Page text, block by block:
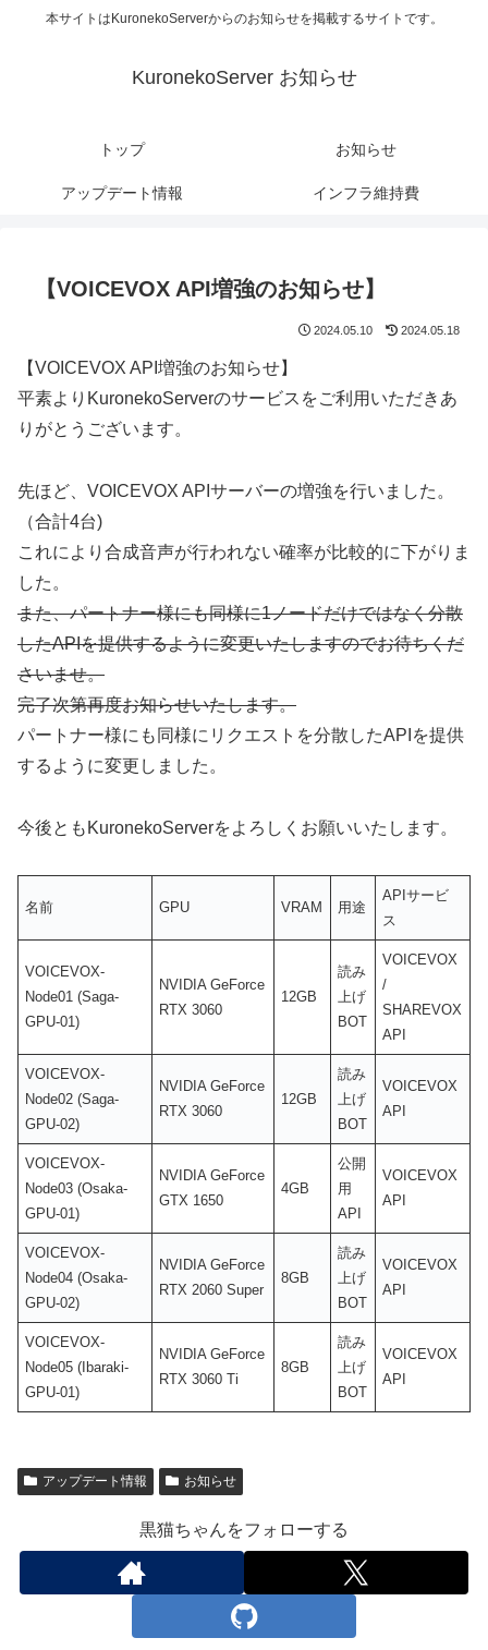
本サイトはKuronekoServerからのお知らせを掲載するサイトです。
KuronekoServer お知らせ
トップ お知らせ
アップデート情報 インフラ維持費
【VOICEVOX API増強のお知らせ】
2024.05.10 2024.05.18
【VOICEVOX API増強のお知らせ】
平素よりKuronekoServerのサービスをご利用いただきあ
りがとうございます。
先ほど、VOICEVOX APIサーバーの増強を行いました。
（合計4台)
これにより合成音声が行われない確率が比較的に下がりま
した。
また、パートナー様にも同様に1ノードだけではなく分散
したAPIを提供するように変更いたしますのでお待ちくだ
さいませ。
完了次第再度お知らせいたします。
パートナー様にも同様にリクエストを分散したAPIを提供
するように変更しました。
今後ともKuronekoServerをよろしくお願いいたします。
名前 GPU VRAM 用途
APIサービ
ス
VOICEVOX-
Node01 (Saga-
GPU-01)
NVIDIA GeForce
RTX 3060
12GB
読み
上げ
BOT
VOICEVOX
/
SHAREVOX
API
VOICEVOX-
Node02 (Saga-
GPU-02)
NVIDIA GeForce
RTX 3060
12GB
読み
上げ
BOT
VOICEVOX
API
VOICEVOX-
Node03 (Osaka-
GPU-01)
NVIDIA GeForce
GTX 1650
4GB
公開
用
API
VOICEVOX
API
VOICEVOX-
Node04 (Osaka-
GPU-02)
NVIDIA GeForce
RTX 2060 Super
8GB
読み
上げ
BOT
VOICEVOX
API
VOICEVOX-
Node05 (Ibaraki-
GPU-01)
NVIDIA GeForce
RTX 3060 Ti
8GB
読み
上げ
BOT
VOICEVOX
API
アップデート情報 お知らせ
黒猫ちゃんをフォローする